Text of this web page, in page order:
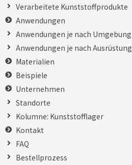
Verarbeitete Kunststoffprodukte
Anwendungen
Anwendungen je nach Umgebung
Anwendungen je nach Ausrüstung
Materialien
Beispiele
Unternehmen
Standorte
Kolumne: Kunststofflager
Kontakt
FAQ
Bestellprozess